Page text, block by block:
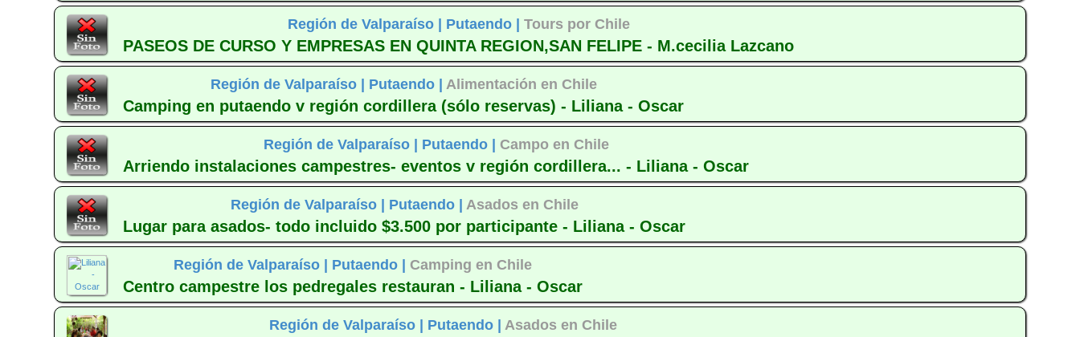
Región de Valparaíso | Putaendo | Tours por Chile
PASEOS DE CURSO Y EMPRESAS EN QUINTA REGION,SAN FELIPE - M.cecilia Lazcano
Región de Valparaíso | Putaendo | Alimentación en Chile
Camping en putaendo v región cordillera (sólo reservas) - Liliana - Oscar
Región de Valparaíso | Putaendo | Campo en Chile
Arriendo instalaciones campestres- eventos v región cordillera... - Liliana - Oscar
Región de Valparaíso | Putaendo | Asados en Chile
Lugar para asados- todo incluido $3.500 por participante - Liliana - Oscar
Región de Valparaíso | Putaendo |Camping en Chile
Centro campestre los pedregales restauran - Liliana - Oscar
Región de Valparaíso | Putaendo |Asados en Chile